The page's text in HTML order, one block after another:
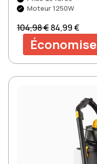
Moteur 1250W
Prix normal
104,98 €Prix soldé
84,99 €